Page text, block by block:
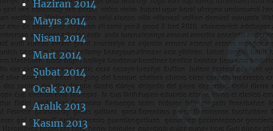
Haziran 2014
Mayıs 2014
Nisan 2014
Mart 2014
Şubat 2014
Ocak 2014
Aralık 2013
Kasım 2013